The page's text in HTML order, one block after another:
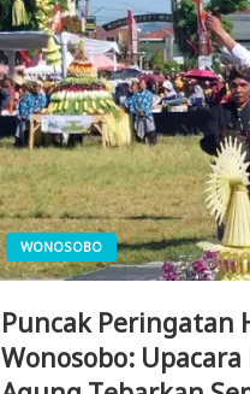
WONOSOBO
Puncak Peringatan
Wonosobo: